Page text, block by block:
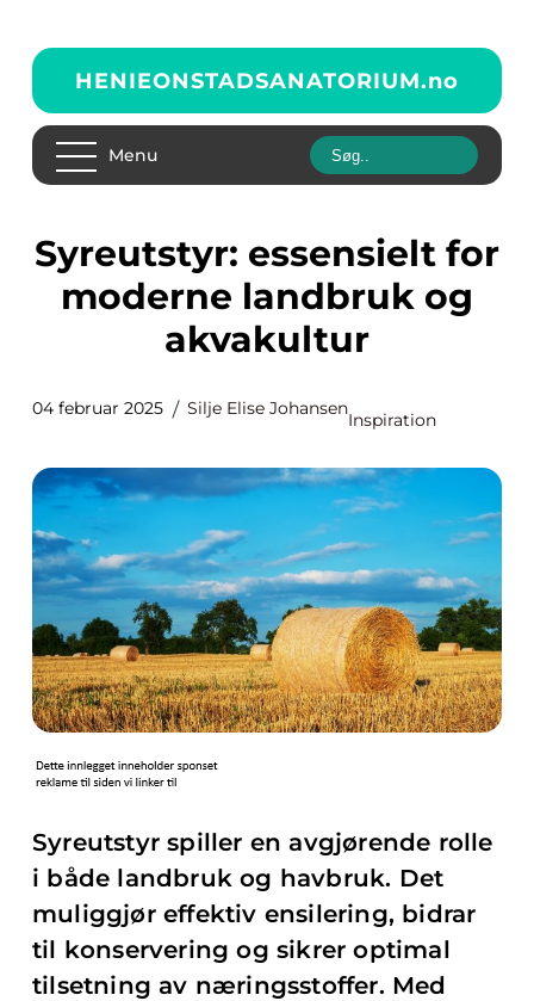
HENIEONSTADSANATORIUM.no
Menu
Syreutstyr: essensielt for
moderne landbruk og
akvakultur
04 februar 2025 Silje Elise Johansen
Inspiration
Syreutstyr spiller en avgjørende rolle
i både landbruk og havbruk. Det
muliggjør effektiv ensilering, bidrar
til konservering og sikrer optimal
tilsetning av næringsstoffer. Med